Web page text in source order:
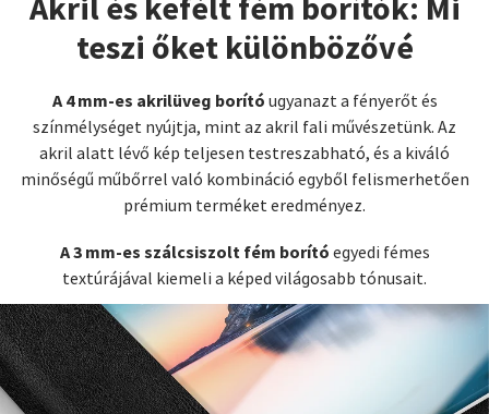
teszi őket különbözővé
A 4 mm-es akrilüveg borító ugyanazt a fényerőt és
színmélységet nyújtja, mint az akril fali művészetünk. Az
akril alatt lévő kép teljesen testreszabható, és a kiváló
minőségű műbőrrel való kombináció egyből felismerhetően
prémium terméket eredményez.
A 3 mm-es szálcsiszolt fém borító egyedi fémes
textúrájával kiemeli a képed világosabb tónusait.